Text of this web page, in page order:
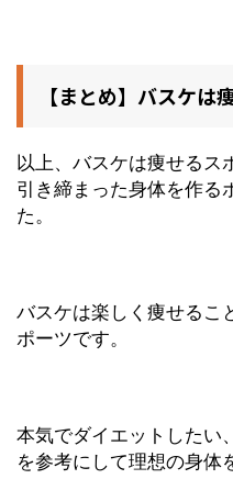
【まとめ】バスケは
以上、バスケは痩せるス
引き締まった身体を作る
た。
バスケは楽しく痩せるこ
ポーツです。
本気でダイエットしたい
を参考にして理想の身体